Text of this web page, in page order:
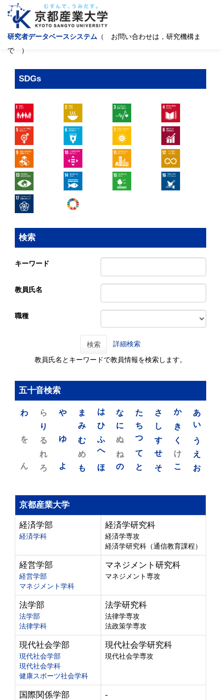
研究者データベースシステム （ お問い合わせは，研究機構ま
で ）
SDGs
検索
キーワード
教員氏名
職種
検索 詳細検索
教員氏名とキーワードで教員情報を検索します。
五十音検索
あ
い
う
え
お
か
き
く
け
こ
さ
し
す
せ
そ
た
ち
つ
て
と
な
に
ぬ
ね
の
は
ひ
ふ
へ
ほ
ま
み
む
め
も
や
ゆ
よ
ら
り
る
れ
ろ
わ
を
ん
京都産業大学
経済学部
経済学科
経済学研究科
経済学専攻
経済学研究科（通信教育課程）
経営学部
経営学部
マネジメント学科
マネジメント研究科
マネジメント専攻
法学部
法学部
法律学科
法学研究科
法律学専攻
法政策学専攻
現代社会学部
現代社会学部
現代社会学科
健康スポーツ社会学科
現代社会学研究科
現代社会学専攻
国際関係学部 -